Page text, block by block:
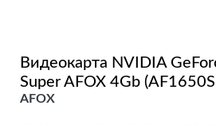
Видеокарта NVIDIA
Super AFOX 4Gb
AFOX